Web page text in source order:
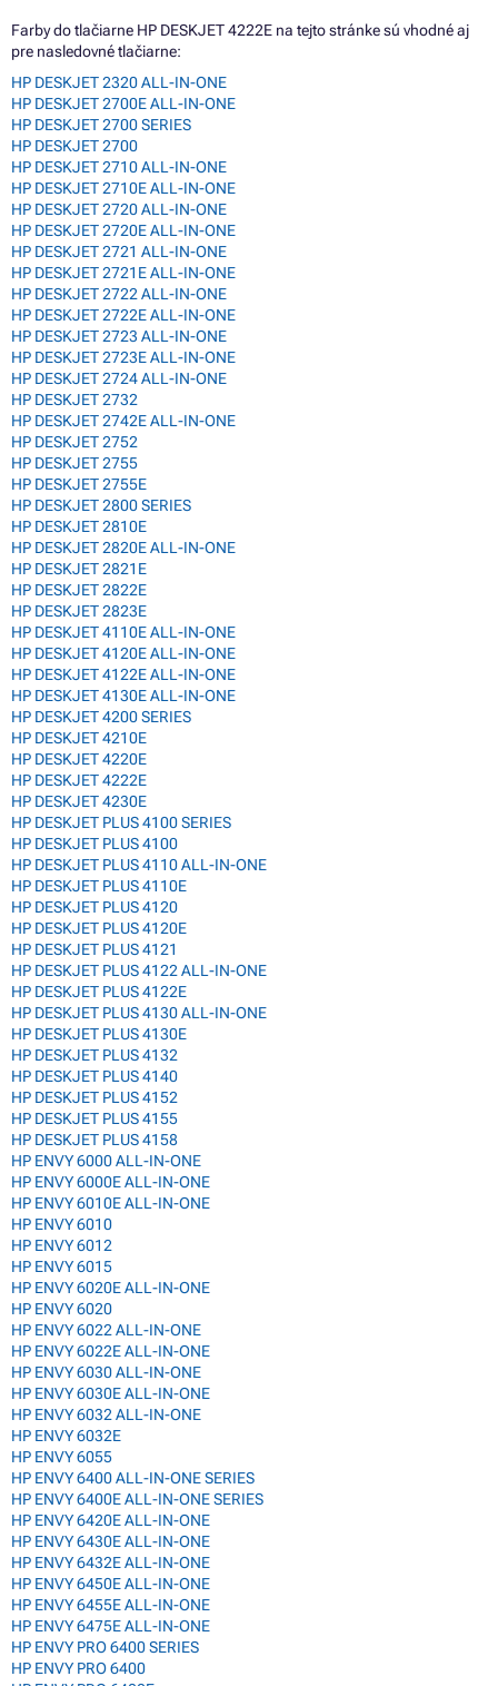
Farby do tlačiarne HP DESKJET 4222E na tejto stránke sú vhodné aj
pre nasledovné tlačiarne:
HP DESKJET 2320 ALL-IN-ONE
HP DESKJET 2700E ALL-IN-ONE
HP DESKJET 2700 SERIES
HP DESKJET 2700
HP DESKJET 2710 ALL-IN-ONE
HP DESKJET 2710E ALL-IN-ONE
HP DESKJET 2720 ALL-IN-ONE
HP DESKJET 2720E ALL-IN-ONE
HP DESKJET 2721 ALL-IN-ONE
HP DESKJET 2721E ALL-IN-ONE
HP DESKJET 2722 ALL-IN-ONE
HP DESKJET 2722E ALL-IN-ONE
HP DESKJET 2723 ALL-IN-ONE
HP DESKJET 2723E ALL-IN-ONE
HP DESKJET 2724 ALL-IN-ONE
HP DESKJET 2732
HP DESKJET 2742E ALL-IN-ONE
HP DESKJET 2752
HP DESKJET 2755
HP DESKJET 2755E
HP DESKJET 2800 SERIES
HP DESKJET 2810E
HP DESKJET 2820E ALL-IN-ONE
HP DESKJET 2821E
HP DESKJET 2822E
HP DESKJET 2823E
HP DESKJET 4110E ALL-IN-ONE
HP DESKJET 4120E ALL-IN-ONE
HP DESKJET 4122E ALL-IN-ONE
HP DESKJET 4130E ALL-IN-ONE
HP DESKJET 4200 SERIES
HP DESKJET 4210E
HP DESKJET 4220E
HP DESKJET 4222E
HP DESKJET 4230E
HP DESKJET PLUS 4100 SERIES
HP DESKJET PLUS 4100
HP DESKJET PLUS 4110 ALL-IN-ONE
HP DESKJET PLUS 4110E
HP DESKJET PLUS 4120
HP DESKJET PLUS 4120E
HP DESKJET PLUS 4121
HP DESKJET PLUS 4122 ALL-IN-ONE
HP DESKJET PLUS 4122E
HP DESKJET PLUS 4130 ALL-IN-ONE
HP DESKJET PLUS 4130E
HP DESKJET PLUS 4132
HP DESKJET PLUS 4140
HP DESKJET PLUS 4152
HP DESKJET PLUS 4155
HP DESKJET PLUS 4158
HP ENVY 6000 ALL-IN-ONE
HP ENVY 6000E ALL-IN-ONE
HP ENVY 6010E ALL-IN-ONE
HP ENVY 6010
HP ENVY 6012
HP ENVY 6015
HP ENVY 6020E ALL-IN-ONE
HP ENVY 6020
HP ENVY 6022 ALL-IN-ONE
HP ENVY 6022E ALL-IN-ONE
HP ENVY 6030 ALL-IN-ONE
HP ENVY 6030E ALL-IN-ONE
HP ENVY 6032 ALL-IN-ONE
HP ENVY 6032E
HP ENVY 6055
HP ENVY 6400 ALL-IN-ONE SERIES
HP ENVY 6400E ALL-IN-ONE SERIES
HP ENVY 6420E ALL-IN-ONE
HP ENVY 6430E ALL-IN-ONE
HP ENVY 6432E ALL-IN-ONE
HP ENVY 6450E ALL-IN-ONE
HP ENVY 6455E ALL-IN-ONE
HP ENVY 6475E ALL-IN-ONE
HP ENVY PRO 6400 SERIES
HP ENVY PRO 6400